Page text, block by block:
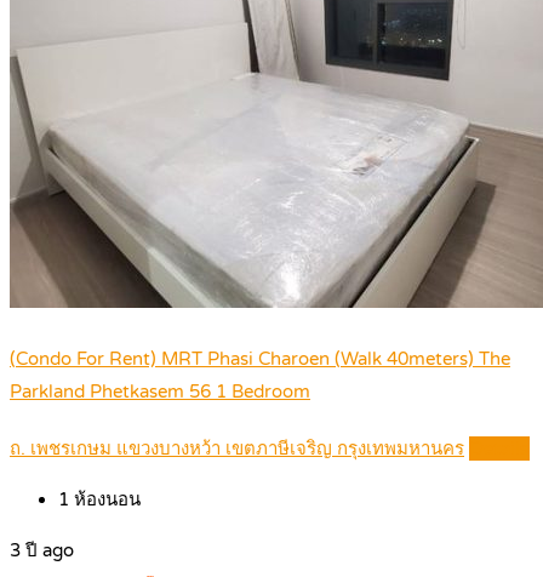
(Condo For Rent) MRT Phasi Charoen (Walk 40meters) The
Parkland Phetkasem 56 1 Bedroom
ถ. เพชรเกษม แขวงบางหว้า เขตภาษีเจริญ กรุงเทพมหานคร
1 ห้องนอน
3 ปี ago